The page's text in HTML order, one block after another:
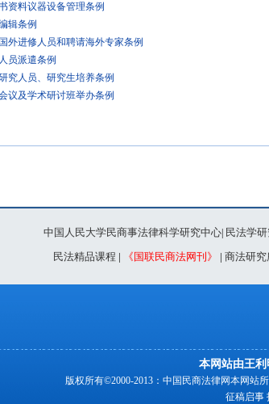
资料议器设备管理条例
辑条例
外进修人员和聘请海外专家条例
员派遣条例
究人员、研究生培养条例
议及学术研讨班举办条例
中国人民大学民商事法律科学研究中心 民法学
民法精品课程 | 《国联民商法网刊》 | 商法研究
本网站由王
版权所有©2000-2013：中国民商法律网本网站
征稿启事